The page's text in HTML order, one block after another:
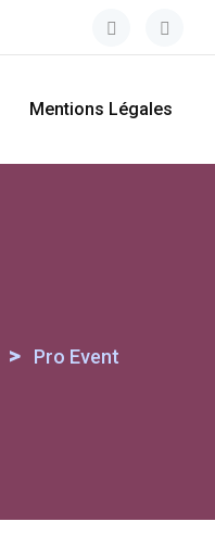
Mentions Légales
>
Pro Event